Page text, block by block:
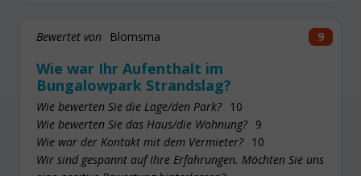
Bewertet von Blomsma
Wie war Ihr Aufenthalt im
Bungalowpark Strandslag?
9
Wie bewerten Sie die Lage/den Park? 10
Wie bewerten Sie das Haus/die Wohnung? 9
Wie war der Kontakt mit dem Vermieter? 10
Wir sind gespannt auf Ihre Erfahrungen. Möchten Sie uns